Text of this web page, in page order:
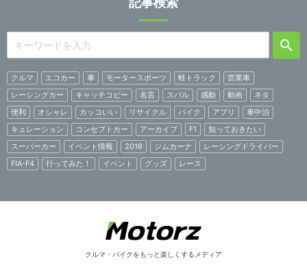
クルマ エコカー 車 モータースポーツ 軽トラック
営業車
レーシングカー
キャッチコピー 名言 スバル 感動 動画
ネタ
便利
オシャレ カッコいい リサイクル バイク アプリ
車中泊
キュレーション
コンセプトカー アーカイブ F1
知っておきたい
スーパーカー
イベント情報 2016 ジムカーナ
レーシングドライバー
FIA-F4
行ってみた！ イベント グッズ レース
クルマ・バイクをもっと楽しくするメディア